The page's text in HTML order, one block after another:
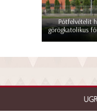
Pótfelvételit
görögkatolikus